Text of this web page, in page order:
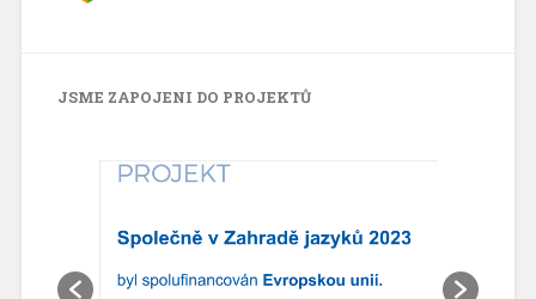
JSME ZAPOJENI DO PROJEKTŮ